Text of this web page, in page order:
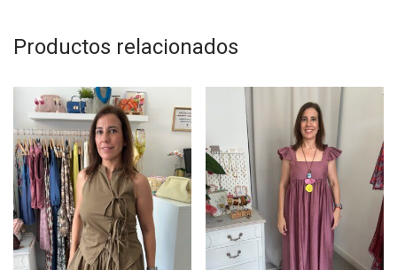
Productos relacionados